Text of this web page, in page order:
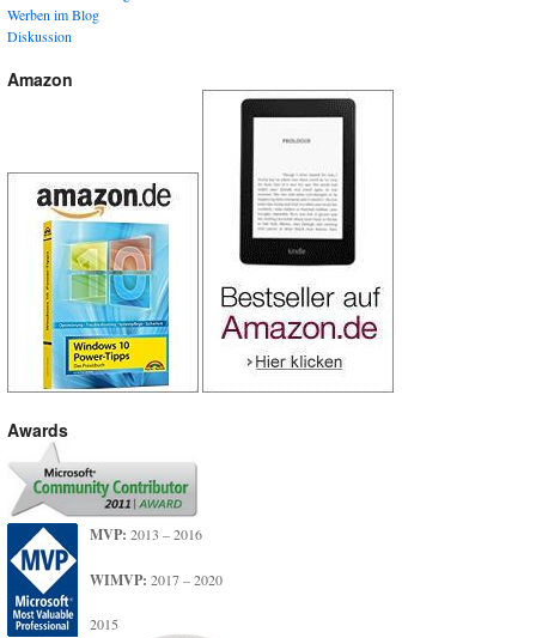
Werben im Blog
Diskussion
Amazon
Awards
MVP: 2013 – 2016
WIMVP: 2017 – 2020
2015